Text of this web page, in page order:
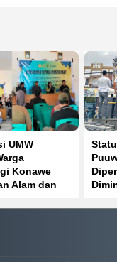
UMW
Konawe
Alam dan
Desa